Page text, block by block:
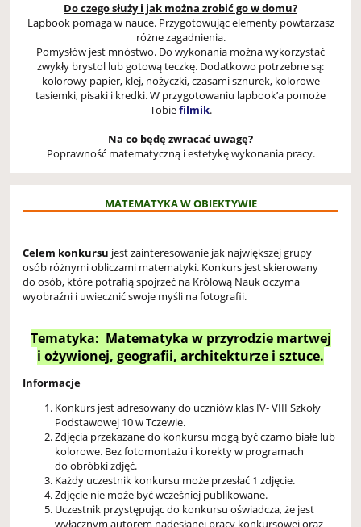
Do czego służy i jak można zrobić go w domu?
Lapbook pomaga w nauce. Przygotowując elementy powtarzasz
różne zagadnienia.
Pomysłów jest mnóstwo. Do wykonania można wykorzystać
zwykły brystol lub gotową teczkę. Dodatkowo potrzebne są:
kolorowy papier, klej, nożyczki, czasami sznurek, kolorowe
tasiemki, pisaki i kredki. W przygotowaniu lapbook’a pomoże
Tobiefilmik.
Na co będę zwracać uwagę?
Poprawność matematyczną i estetykę wykonania pracy.
MATEMATYKA W OBIEKTYWIE
Celem konkursu jest zainteresowanie jak największej grupy
osób różnymi obliczami matematyki. Konkurs jest skierowany
do osób, które potrafią spojrzeć na Królową Nauk oczyma
wyobraźni i uwiecznić swoje myśli na fotografii.
Tematyka: Matematyka w przyrodzie martwej
i ożywionej, geografii, architekturze i sztuce.
Informacje
Konkurs jest adresowany do uczniów klas IV- VIII Szkoły
Podstawowej 10 w Tczewie.
Zdjęcia przekazane do konkursu mogą być czarno białe lub
kolorowe. Bez fotomontażu i korekty w programach
do obróbki zdjęć.
Każdy uczestnik konkursu może przesłać 1 zdjęcie.
Zdjęcie nie może być wcześniej publikowane.
Uczestnik przystępując do konkursu oświadcza, że jest
wyłącznym autorem nadesłanej pracy konkursowej oraz